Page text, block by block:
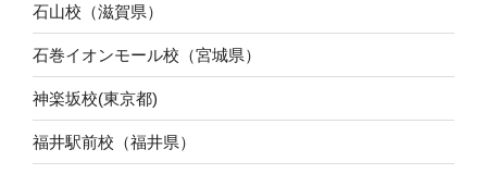
石山校（滋賀県）
石巻イオンモール校（宮城県）
神楽坂校(東京都)
福井駅前校（福井県）